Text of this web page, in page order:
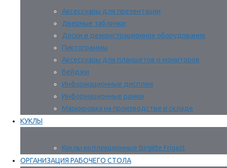
Аксессуары для презентации
Дверные таблички
Доски и демонстрационное оборудование
Пиктограммы
Аксессуары для планшетов и мониторов
Бейджи
Информационные дисплеи
Информационные рамки
Маркировка на производстве и складе
КУКЛЫ
Куклы коллекционные Birgitte Frigast
ОРГАНИЗАЦИЯ РАБОЧЕГО СТОЛА